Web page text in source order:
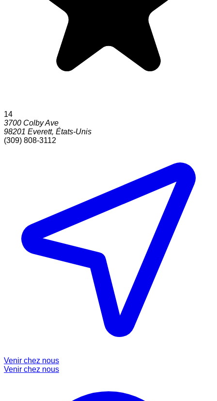
14
3700 Colby Ave
98201 Everett, États-Unis
(309) 808-3112
Venir chez nous
Venir chez nous